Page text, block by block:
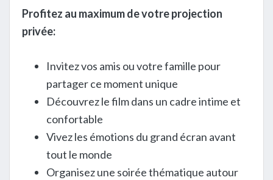
Profitez au maximum de votre projection
privée:
Invitez vos amis ou votre famille pour
partager ce moment unique
Découvrez le film dans un cadre intime et
confortable
Vivez les émotions du grand écran avant
tout le monde
Organisez une soirée thématique autour